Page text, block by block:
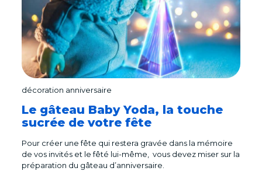
décoration anniversaire
Le gâteau Baby Yoda, la touche
sucrée de votre fête
Pour créer une fête qui restera gravée dans la mémoire
de vos invités et le fêté lui-même, vous devez miser sur la
préparation du gâteau d’anniversaire.